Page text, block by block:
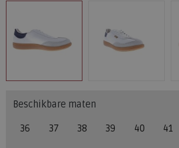
Beschikbare maten
36 37 38 39 40 41